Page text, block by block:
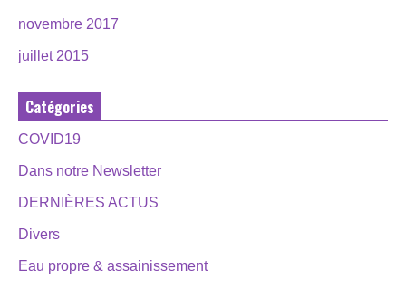
novembre 2017
juillet 2015
Catégories
COVID19
Dans notre Newsletter
DERNIÈRES ACTUS
Divers
Eau propre & assainissement